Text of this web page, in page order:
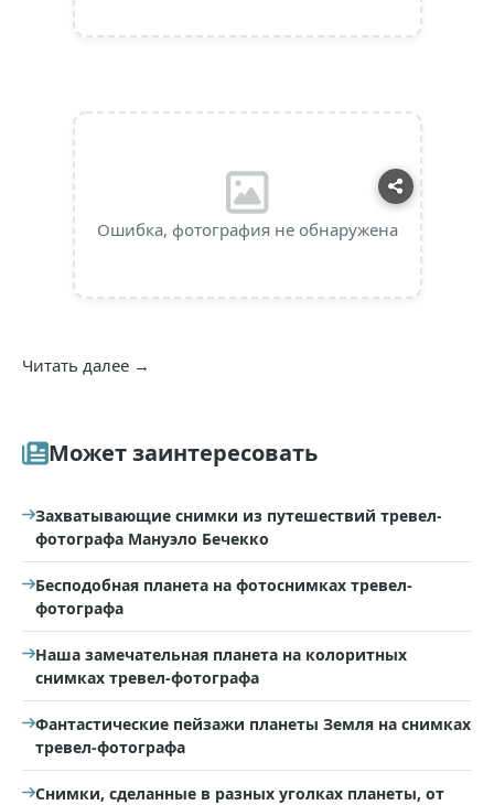
Ошибка, фотография не обнаружена
Читать далее →
Может заинтересовать
Захватывающие снимки из путешествий тревел-
фотографа Мануэло Бечекко
Бесподобная планета на фотоснимках тревел-
фотографа
Наша замечательная планета на колоритных
снимках тревел-фотографа
Фантастические пейзажи планеты Земля на снимках
тревел-фотографа
Снимки, сделанные в разных уголках планеты, от